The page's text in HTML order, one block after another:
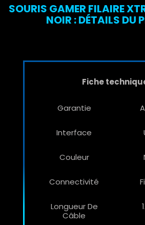
SOURIS GAMER FILAIRE
NOIR : DÉTAILS DU
Fiche
Garantie
Interface
Couleur
Connectivité
Longueur De
Câble